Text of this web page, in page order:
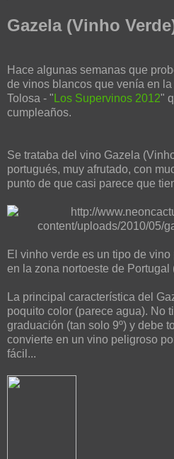
Gazela (Vinho
Hace algunas semanas que
de vinos blancos que venía en
Tolosa - " Los Supervinos 2012"
cumpleaños.
Se trataba del vino Gazela
portugués, muy afrutado, con
punto de que casi parece que
El vinho verde es un tipo de
en la zona nortoeste de Portugal
La principal característica del
poquito color (parece agua). No
graduación (tan solo 9º) y debe
convierte en un vino peligroso
fácil...